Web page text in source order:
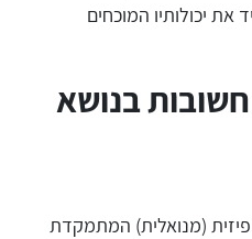
יכולותיו המוכחים
בנושא
(מנואלית) המתמקדת